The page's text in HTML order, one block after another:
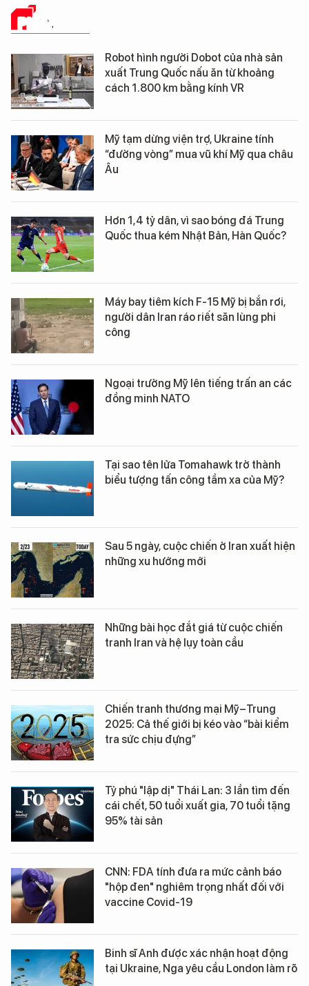
PHÂN TÍCH
Robot hình người Dobot của nhà sản
xuất Trung Quốc nấu ăn từ khoảng
cách 1.800 km bằng kính VR
Mỹ tạm dừng viện trợ, Ukraine tính
“đường vòng” mua vũ khí Mỹ qua châu
Âu
Hơn 1,4 tỷ dân, vì sao bóng đá Trung
Quốc thua kém Nhật Bản, Hàn Quốc?
Máy bay tiêm kích F-15 Mỹ bị bắn rơi,
người dân Iran ráo riết săn lùng phi
công
Ngoại trưởng Mỹ lên tiếng trấn an các
đồng minh NATO
Tại sao tên lửa Tomahawk trở thành
biểu tượng tấn công tầm xa của Mỹ?
Sau 5 ngày, cuộc chiến ở Iran xuất hiện
những xu hướng mới
Những bài học đắt giá từ cuộc chiến
tranh Iran và hệ lụy toàn cầu
Chiến tranh thương mại Mỹ–Trung
2025: Cả thế giới bị kéo vào “bài kiểm
tra sức chịu đựng”
Tỷ phú "lập dị" Thái Lan: 3 lần tìm đến
cái chết, 50 tuổi xuất gia, 70 tuổi tặng
95% tài sản
CNN: FDA tính đưa ra mức cảnh báo
"hộp đen" nghiêm trọng nhất đối với
vaccine Covid-19
Binh sĩ Anh được xác nhận hoạt động
tại Ukraine, Nga yêu cầu London làm rõ